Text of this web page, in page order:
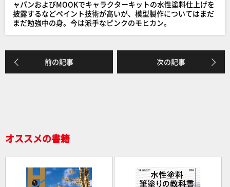
o
k
ャパンおよびMOOKでキャラクターキットの水性塗料仕上げを
披露するなどペイント技術が高いが、模型製作についてはまだ
まだ勉強中の身。今は派手なピンクのモヒカン。
前の記事 次の記事
オススメの書籍